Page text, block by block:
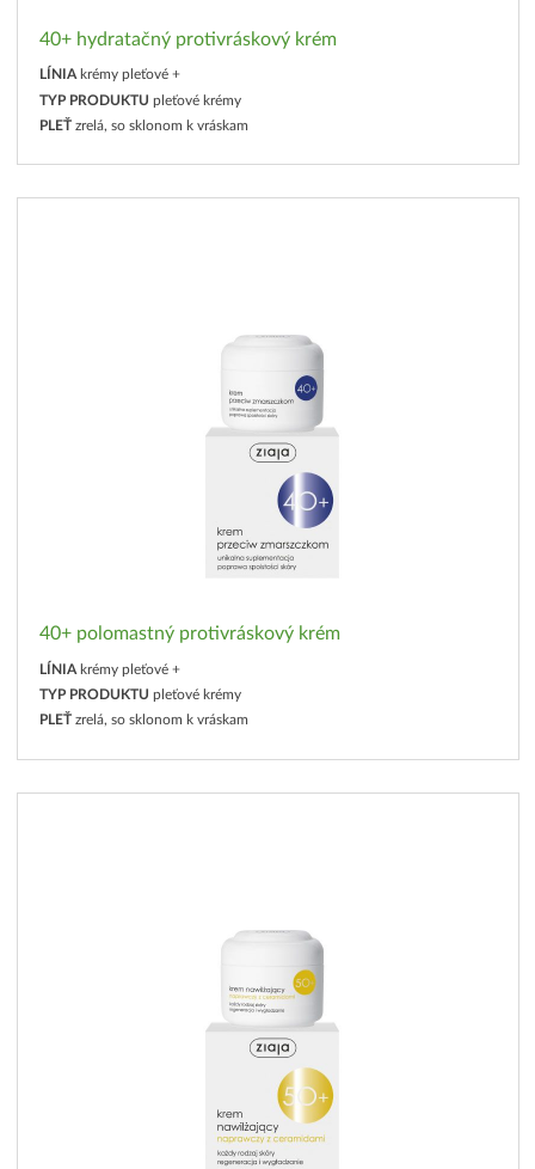
40+ hydratačný protivráskový krém
LÍNIA krémy pleťové +
TYP PRODUKTU pleťové krémy
PLEŤ zrelá, so sklonom k vráskam
40+ polomastný protivráskový krém
LÍNIA krémy pleťové +
TYP PRODUKTU pleťové krémy
PLEŤ zrelá, so sklonom k vráskam